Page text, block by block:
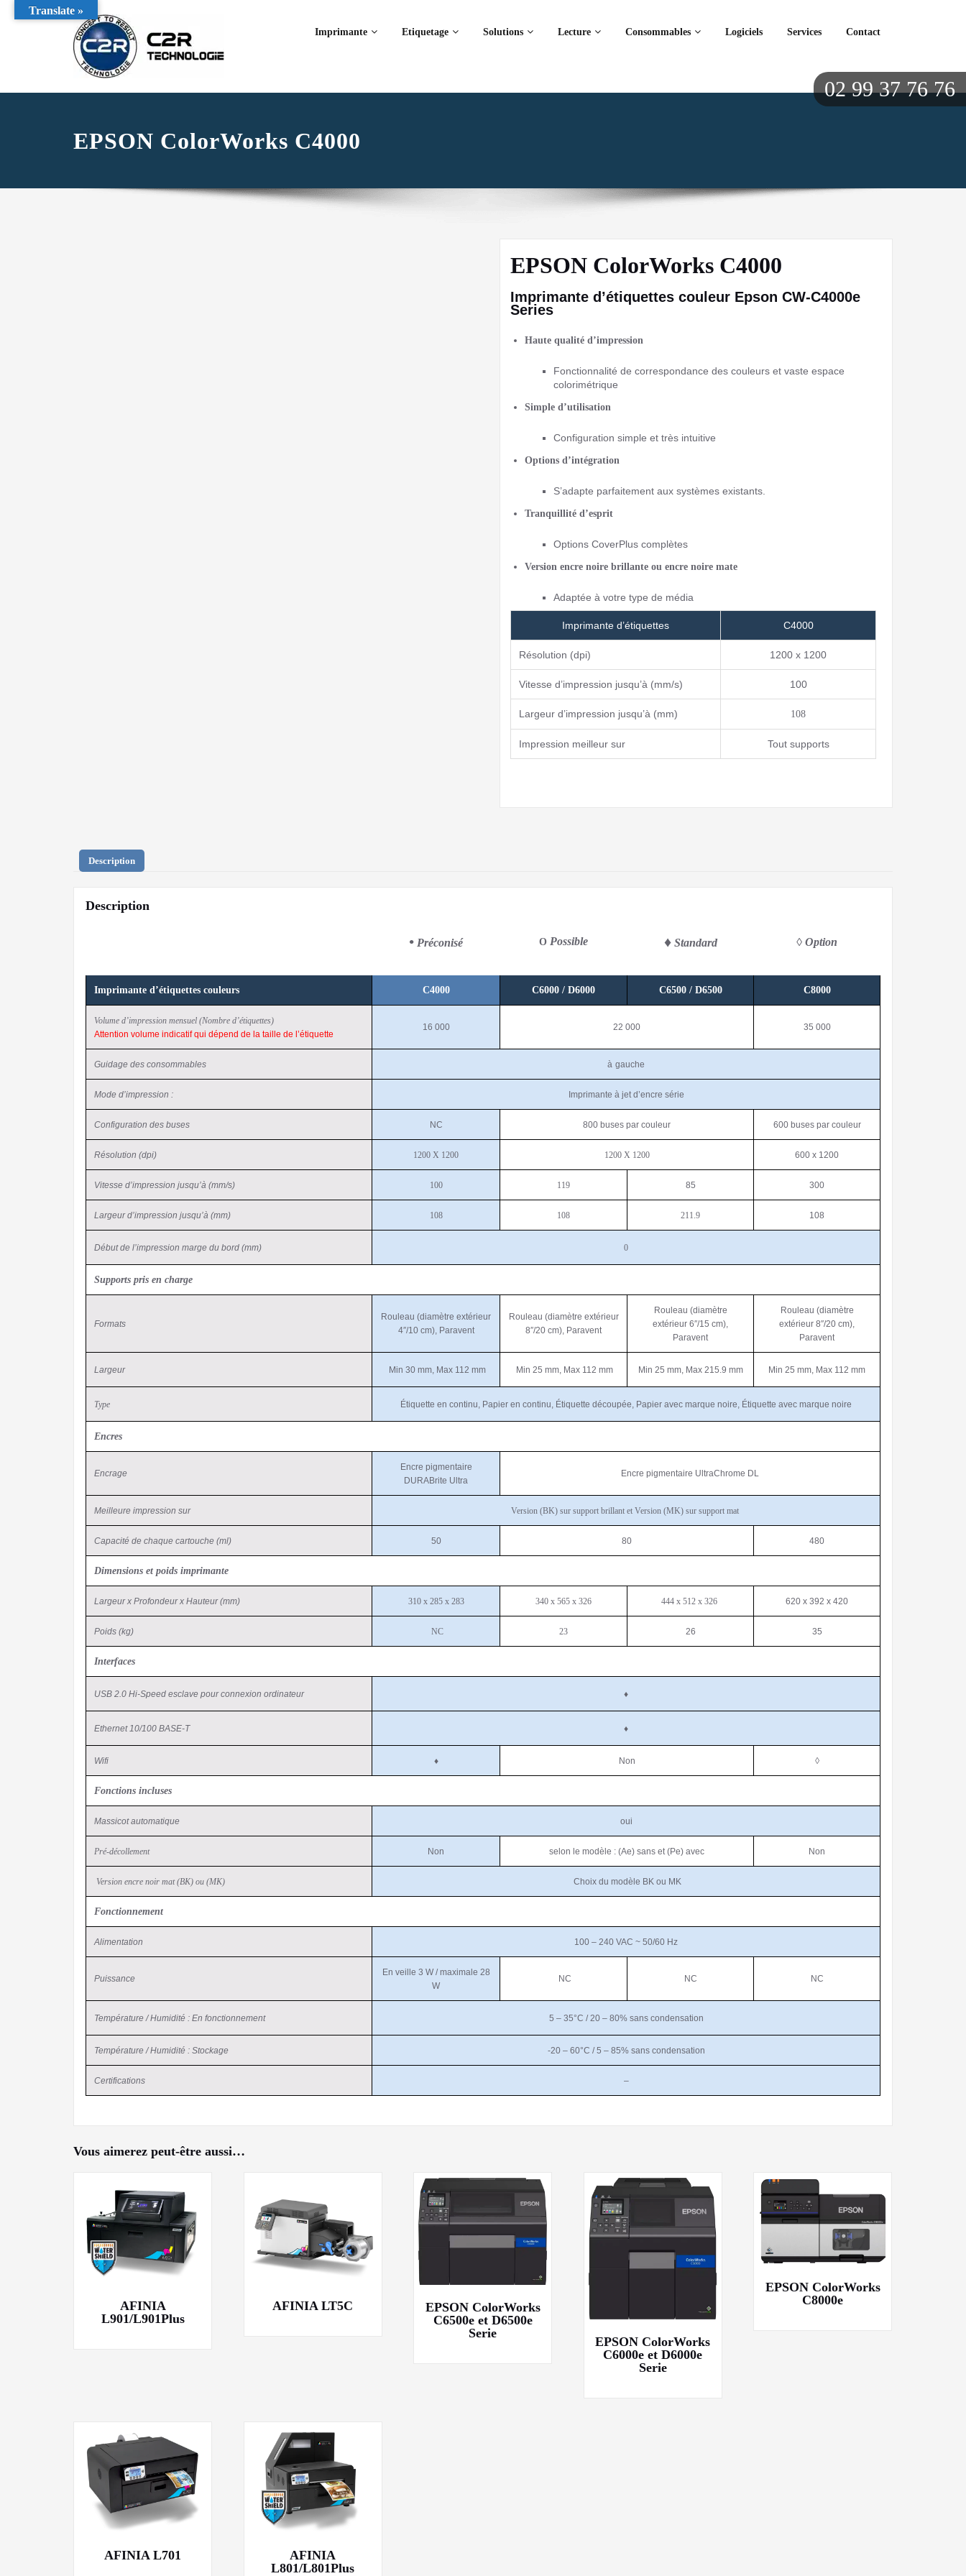
02 99 37 76 76
Imprimante Etiquetage Solutions Lecture Consommables Logiciels Services Contact
EPSON ColorWorks C4000
EPSON ColorWorks C4000
Imprimante d’étiquettes couleur Epson CW-C4000e
Series
Haute qualité d’impression
Fonctionnalité de correspondance des couleurs et vaste espace
colorimétrique
Simple d’utilisation
Configuration simple et très intuitive
Options d’intégration
S’adapte parfaitement aux systèmes existants.
Tranquillité d’esprit
Options CoverPlus complètes
Version encre noire brillante ou encre noire mate
Adaptée à votre type de média
Imprimante d’étiquettes C4000
Résolution (dpi) 1200 x 1200
Vitesse d’impression jusqu’à (mm/s) 100
Largeur d’impression jusqu’à (mm) 108
Impression meilleur sur Tout supports
Description
Description
• Préconisé Ο Possible ♦Standard ◊ Option
Imprimante d’étiquettes couleurs C4000 C6000 / D6000 C6500 / D6500 C8000
Volume d’impression mensuel (Nombre d’étiquettes)
Attention volume indicatif qui dépend de la taille de l’étiquette
16 000 22 000 35 000
Guidage des consommables à gauche
Mode d’impression : Imprimante à jet d’encre série
Configuration des buses NC 800 buses par couleur 600 buses par couleur
Résolution (dpi) 1200 X 1200 1200 X 1200 600 x 1200
Vitesse d’impression jusqu’à (mm/s) 100 119 85 300
Largeur d’impression jusqu’à (mm) 108 108 211.9 108
Début de l’impression marge du bord (mm) 0
Supports pris en charge
Formats
Rouleau (diamètre extérieur
4″/10 cm), Paravent
Rouleau (diamètre extérieur
8″/20 cm), Paravent
Rouleau (diamètre
extérieur 6″/15 cm),
Paravent
Rouleau (diamètre
extérieur 8″/20 cm),
Paravent
Largeur Min 30 mm, Max 112 mm Min 25 mm, Max 112 mm Min 25 mm, Max 215.9 mm Min 25 mm, Max 112 mm
Type Étiquette en continu, Papier en continu, Étiquette découpée, Papier avec marque noire, Étiquette avec marque noire
Encres
Encrage
Encre pigmentaire
DURABrite Ultra
Encre pigmentaire UltraChrome DL
Meilleure impression sur Version (BK) sur support brillant et Version (MK) sur support mat
Capacité de chaque cartouche (ml) 50 80 480
Dimensions et poids imprimante
Largeur x Profondeur x Hauteur (mm) 310 x 285 x 283 340 x 565 x 326 444 x 512 x 326 620 x 392 x 420
Poids (kg) NC 23 26 35
Interfaces
USB 2.0 Hi-Speed esclave pour connexion ordinateur ♦
Ethernet 10/100 BASE-T ♦
Wifi ♦ Non ◊
Fonctions incluses
Massicot automatique oui
Pré-décollement Non selon le modèle : (Ae) sans et (Pe) avec Non
Version encre noir mat (BK) ou (MK) Choix du modèle BK ou MK
Fonctionnement
Alimentation 100 – 240 VAC ~ 50/60 Hz
Puissance
En veille 3 W / maximale 28
W
NC NC NC
Température / Humidité : En fonctionnement 5 – 35°C / 20 – 80% sans condensation
Température / Humidité : Stockage -20 – 60°C / 5 – 85% sans condensation
Certifications –
Vous aimerez peut-être aussi…
AFINIA
L901/L901Plus
AFINIA LT5C
EPSON ColorWorks
C6500e et D6500e
Serie
EPSON ColorWorks
C6000e et D6000e
Serie
EPSON ColorWorks
C8000e
AFINIA L701
AFINIA
L801/L801Plus
Translate »